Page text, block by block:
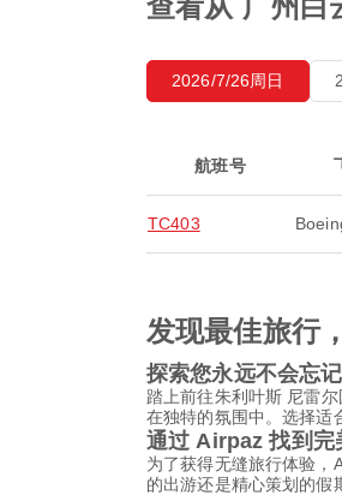
查看从 广州白
2026/7/26周日
航班号
TC403
发现最佳旅行
探索您永远不会忘
踏上前往朱利叶斯 尼雷
在独特的氛围中。选择适
通过 Airpaz 找到完
为了获得无缝旅行体验，
的出游还是精心策划的假